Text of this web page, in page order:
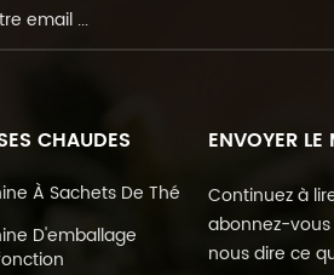
CHAUDES
À Sachets De Thé
D'emballage
ENVOYER LE
Continuez à
abonnez-
nous dire ce